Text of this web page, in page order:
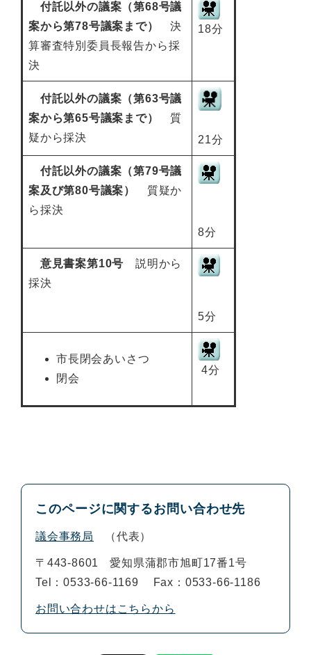
付託以外の議案（第68号議
案から第78号議案 まで）
決
算審査特別委員長報告から採
決
18分
付託以外の議案（第63号議
案から第65号議案まで）
質
疑から採決
21分
付託以外の議案（第79号議
案及び第80号議案）
質疑か
ら採決
8分
意見書案第10号説明から
採決
5分
市長閉会あいさつ
閉会
4分
このページに関するお問い合わせ先
議会事務局 代表
〒443-8601
愛知県蒲郡市旭町17番1号
Tel：0533-66-1169
Fax：0533-66-1186
お問い合わせはこちらから